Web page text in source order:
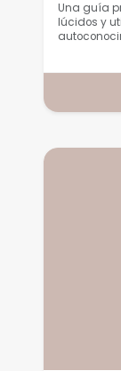
Una guía
lúcidos y